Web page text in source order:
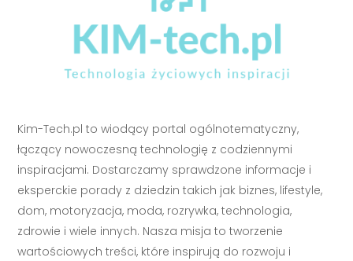
Kim-Tech.pl to wiodący portal ogólnotematyczny,
łączący nowoczesną technologię z codziennymi
inspiracjami. Dostarczamy sprawdzone informacje i
eksperckie porady z dziedzin takich jak biznes, lifestyle,
dom, motoryzacja, moda, rozrywka, technologia,
zdrowie i wiele innych. Nasza misja to tworzenie
wartościowych treści, które inspirują do rozwoju i